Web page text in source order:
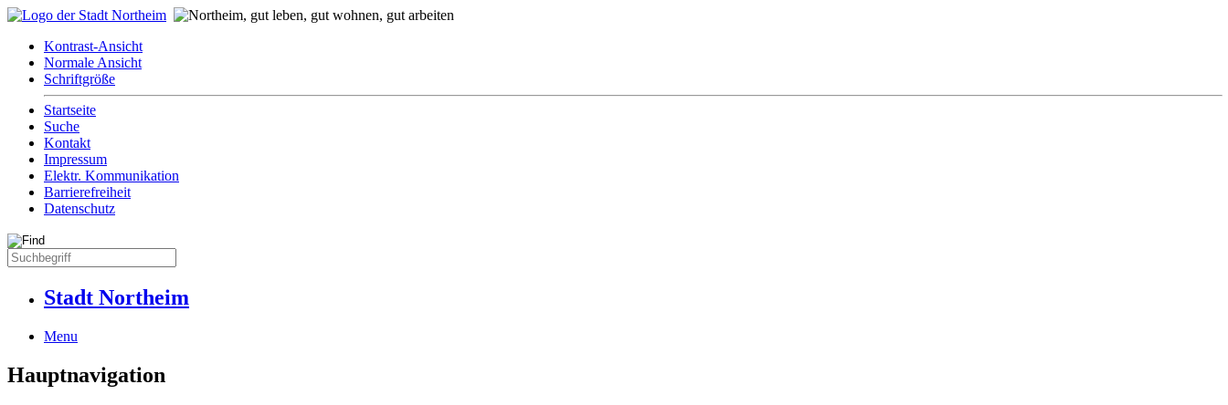
Kontrast-Ansicht
Normale Ansicht
Schriftgröße
Startseite
Suche
Kontakt
Impressum
Elektr. Kommunikation
Barrierefreiheit
Datenschutz
Stadt Northeim
Menu
Hauptnavigation